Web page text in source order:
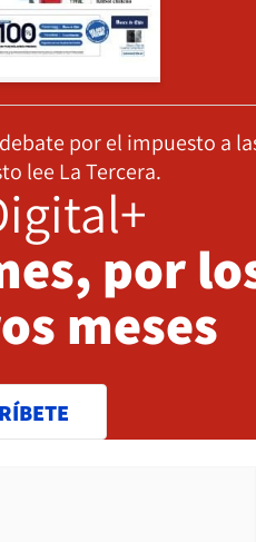
por el impuesto a
lee La Tercera.
por
meses